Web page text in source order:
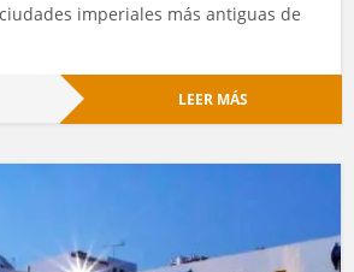
imperiales más antiguas de
LEER MÁS